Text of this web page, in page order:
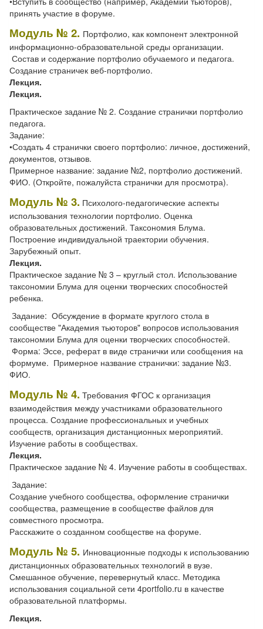
принять участие в форуме.
Модуль № 2. Портфолио, как компонент электронной
информационно-образовательной среды организации.
Состав и содержание портфолио обучаемого и педагога.
Создание страничек веб-портфолио.
Лекция.
Лекция.
Практическое задание № 2. Создание странички портфолио
педагога.
Задание:
•Создать 4 странички своего портфолио: личное, достижений,
документов, отзывов.
Примерное название: задание №2, портфолио достижений.
ФИО. (Откройте, пожалуйста странички для просмотра).
Модуль № 3. Психолого-педагогические аспекты
использования технологии портфолио. Оценка
образовательных достижений. Таксономия Блума.
Построение индивидуальной траектории обучения.
Зарубежный опыт.
Лекция.
Практическое задание № 3 – круглый стол. Использование
таксономии Блума для оценки творческих способностей
ребенка.
Задание: Обсуждение в формате круглого стола в
сообществе "Академия тьюторов" вопросов использования
таксономии Блума для оценки творческих способностей.
Форма: Эссе, реферат в виде странички или сообщения на
формуме. Примерное название странички: задание №3.
ФИО.
Модуль № 4. Требования ФГОС к организация
взаимодействия между участниками образовательного
процесса. Создание профессиональных и учебных
сообществ, организация дистанционных мероприятий.
Изучение работы в сообществах.
Лекция.
Практическое задание № 4. Изучение работы в сообществах.
Задание:
Создание учебного сообщества, оформление странички
сообщества, размещение в сообществе файлов для
совместного просмотра.
Расскажите о созданном сообществе на форуме.
Модуль № 5. Инновационные подходы к использованию
дистанционных образовательных технологий в вузе.
Смешанное обучение, перевернутый класс. Методика
использования социальной сети 4portfolio.ru в качестве
образовательной платформы.
Лекция.